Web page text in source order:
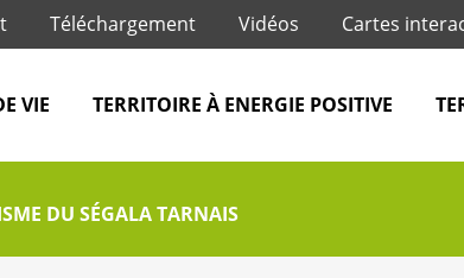
Jump to navigation
Téléchargement Vidéos Cartes
VIE TERRITOIRE À ENERGIE POSITIVE
DU SÉGALA TARNAIS